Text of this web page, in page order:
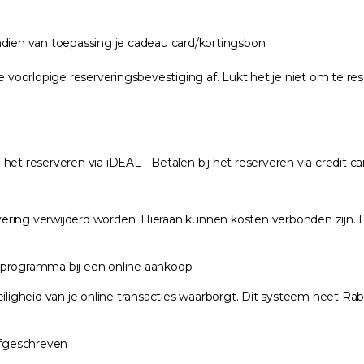
van toepassing je cadeau card/kortingsbon
voorlopige reserveringsbevestiging af. Lukt het je niet om te
reserveren via iDEAL - Betalen bij het reserveren via credit
verwijderd worden. Hieraan kunnen kosten verbonden
bij een online aankoop.
van je online transacties waarborgt. Dit systeem heet